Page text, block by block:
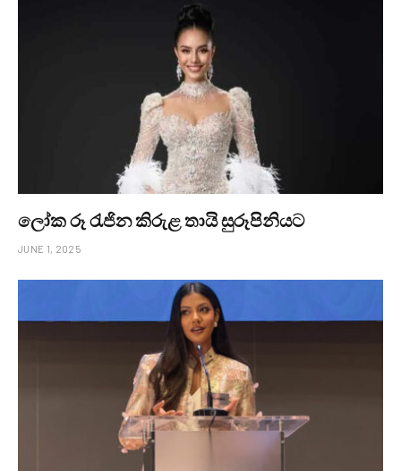
ලෝක රූ රැජින කිරුළ තායි සුරූපිනියට
JUNE 1, 2025